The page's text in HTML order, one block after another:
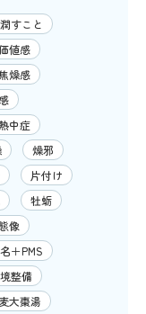
潤すこと
値感
燥感
中症
燥邪
片付け
牡蛎
像
＋PMS
整備
大棗湯